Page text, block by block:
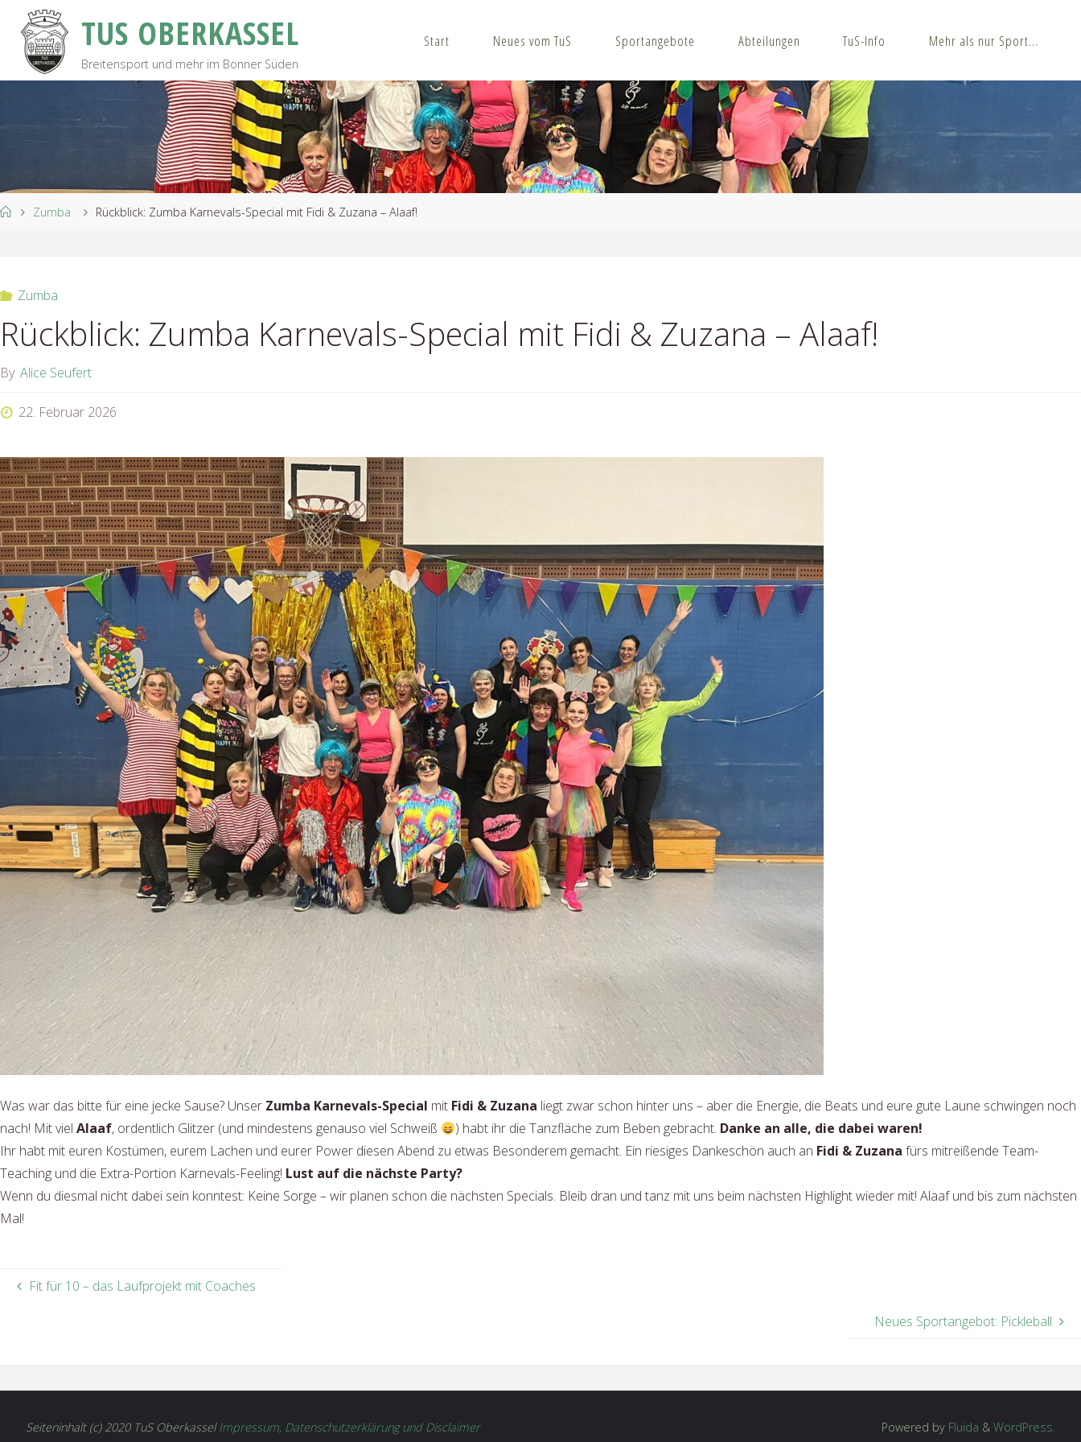
content
TUS OBERKASSEL
Breitensport und mehr im Bonner Süden
Start Neues vom TuS Sportangebote Abteilungen TuS-Info Mehr als nur Sport…
HomeZumba Rückblick: Zumba Karnevals-Special mit Fidi & Zuzana – Alaaf!
Zumba
Rückblick: Zumba Karnevals-Special mit Fidi & Zuzana – Alaaf!
By Alice Seufert
22. Februar 2026
Was war das bitte für eine jecke Sause? Unser Zumba Karnevals-Special mit Fidi & Zuzana liegt zwar schon hinter uns – aber die Energie, die Beats und eure gute Laune schwingen noch
nach! Mit viel Alaaf, ordentlich Glitzer (und mindestens genauso viel Schweiß ) habt ihr die Tanzfläche zum Beben gebracht. Danke an alle, die dabei waren!
Ihr habt mit euren Kostümen, eurem Lachen und eurer Power diesen Abend zu etwas Besonderem gemacht. Ein riesiges Dankeschön auch an Fidi & Zuzana fürs mitreißende Team-
Teaching und die Extra-Portion Karnevals-Feeling! Lust auf die nächste Party?
Wenn du diesmal nicht dabei sein konntest: Keine Sorge – wir planen schon die nächsten Specials. Bleib dran und tanz mit uns beim nächsten Highlight wieder mit! Alaaf und bis zum nächsten
Mal!
Fit für 10 – das Laufprojekt mit Coaches
Neues Sportangebot: Pickleball
Seiteninhalt (c) 2020 TuS OberkasselImpressum, Datenschutzerklärung und Disclaimer Powered by Fluida & WordPress.